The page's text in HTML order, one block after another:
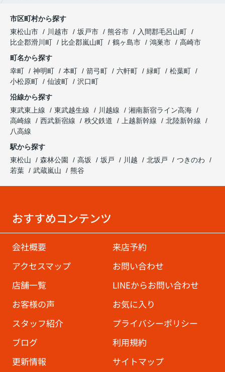
市区町村から探す
東松山市
川越市 坂戸市 熊谷市
入間郡毛呂山町
比企郡滑川町
比企郡嵐山町 鶴ヶ島市 鴻巣市
高崎市
町名から探す
幸町
神明町 本町 箭弓町 六軒町 緑町
松葉町
小松原町
仙波町
沢口町
沿線から探す
東武東上線
東武越生線 川越線
湘南新宿ライン高海
高崎線
西武新宿線 秩父鉄道 上越新幹線
北陸新幹線
八高線
駅から探す
東松山
森林公園 高坂 坂戸 川越 北坂戸
つきのわ
若葉
武蔵嵐山 熊谷
おすすめコンテンツ
会社概要
来店予約
アクセスマップ
お問い合わせ
店舗一覧
LINEからお問い合わせ
お客様の声
お気に入り
スタッフ紹介
プライバシーポリシー
ブログ
利用規約
更新情報
サイトマップ